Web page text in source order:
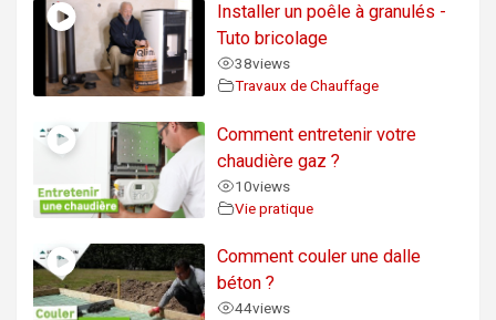
Installer un poêle à granulés -
Tuto bricolage
38views
Travaux de Chauffage
Comment entretenir votre
chaudière gaz ?
10views
Vie pratique
Comment couler une dalle
béton ?
44views